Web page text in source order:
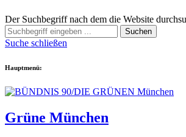
Der Suchbegriff nach dem die Website
Suchen
Suche schließen
Hauptmenü:
Grüne München